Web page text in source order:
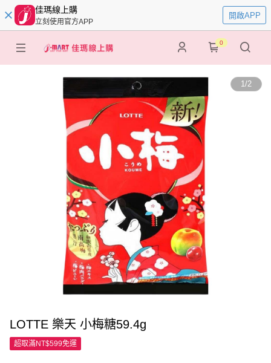
佳瑪線上購
立刻使用官方APP
開啟APP
0
1/2
LOTTE 樂天 小梅糖59.4g
超取滿NT$599免運